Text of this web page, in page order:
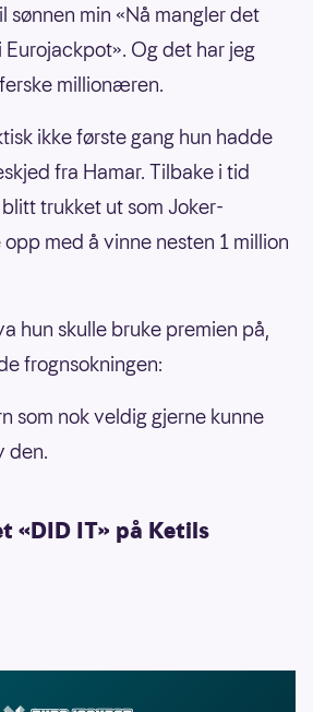
sønnen min «Nå mangler det
Og det har jeg
millionæren.
ikke første gang hun hadde
fra Hamar. Tilbake i tid
trukket ut som Joker-
med å vinne nesten 1 million
hun skulle bruke premien på,
frognsokningen:
som nok veldig gjerne kunne
den.
«DID IT» på Ketils